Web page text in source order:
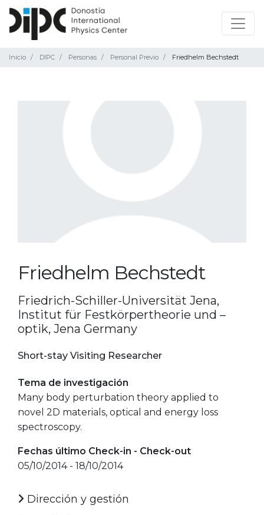
Inicio DIPC Personas Personal Previo Friedhelm Bechstedt
Friedhelm Bechstedt
Friedrich-Schiller-Universität Jena,
Institut für Festkörpertheorie und –
optik, Jena Germany
Short-stay Visiting Researcher
Tema de investigación
Many body perturbation theory applied to
novel 2D materials, optical and energy loss
spectroscopy.
Fechas último Check-in - Check-out
05/10/2014 - 18/10/2014
Dirección y gestión